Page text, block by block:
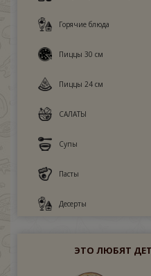
Горячие блюда
Пиццы 30 см
Пиццы 24 см
САЛАТЫ
Супы
Пасты
Десерты
ЭТО ЛЮБЯТ